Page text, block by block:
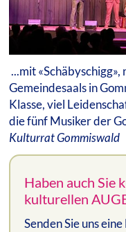
...mit
Gemeindesaals in
Klasse, viel
die fünf Musiker der
Kulturrat Gommiswald
Haben auch Sie
kulturellen
Senden Sie uns